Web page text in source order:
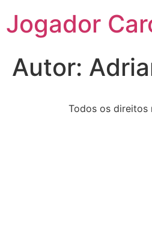
Jogador
Autor:
Todos os direitos